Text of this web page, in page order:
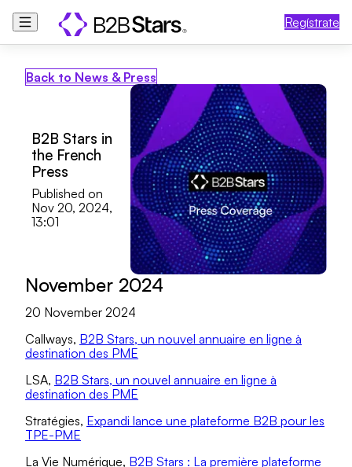
Regístrate
Back to News & Press
B2B Stars in
the French
Press
Published on
Nov 20, 2024,
13:01
November 2024
20 November 2024
Callways, B2B Stars, un nouvel annuaire en ligne à
destination des PME
LSA, B2B Stars, un nouvel annuaire en ligne à
destination des PME
Stratégies, Expandi lance une plateforme B2B pour les
TPE-PME
La Vie Numérique, B2B Stars : La première plateforme